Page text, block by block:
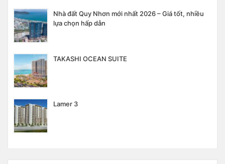
Nhà đất Quy Nhơn mới nhất 2026 – Giá tốt, nhiều
lựa chọn hấp dẫn
TAKASHI OCEAN SUITE
Lamer 3